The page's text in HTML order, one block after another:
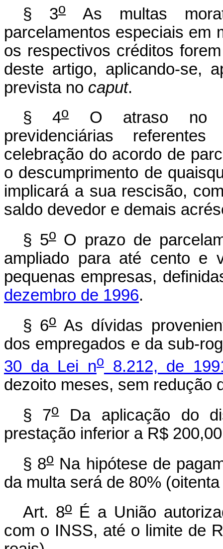
§ 3oAs multas
parcelamentos especiais em
os respectivos créditos
deste artigo, aplicando-se,
prevista no caput.
§ 4oO atraso no
previdenciárias
celebração do acordo de
o descumprimento de
implicará a sua rescisão,
saldo devedor e demais
§ 5oO prazo de
ampliado para até cento e
pequenas empresas,
dezembro de 1996.
§ 6oAs dívidas
dos empregados e da sub-
30 da Lei no8.212, de
dezoito meses, sem redução
§ 7oDa aplicação do
prestação inferior a R$
§ 8o Na hipótese de
da multa será de 80%
Art. 8oÉ a União
com o INSS, até o limite de